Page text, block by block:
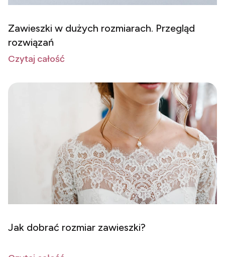
Zawieszki w dużych rozmiarach. Przegląd
rozwiązań
Czytaj całość
Jak dobrać rozmiar zawieszki?